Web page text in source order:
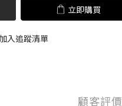
立即購買
加入追蹤清單
顧客評價